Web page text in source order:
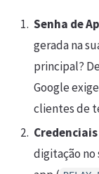
Senha de
gerada na
principal?
Google
clientes de
digitação no